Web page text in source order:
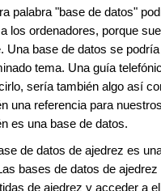
palabra "base de datos"
los ordenadores, porque
Una base de datos se
tema. Una guía
sería también algo así
una referencia para
es una base de datos.
de datos de ajedrez es
bases de datos de
de ajedrez y acceder a